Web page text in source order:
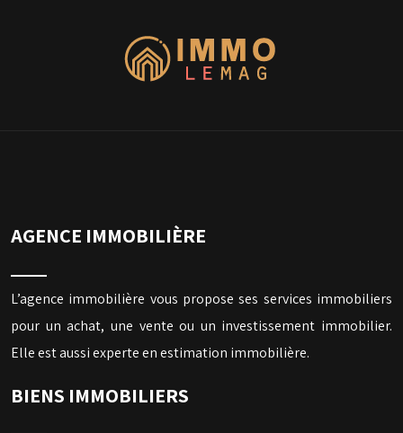
AGENCE IMMOBILIÈRE
L’agence immobilière vous propose ses services immobiliers
pour un achat, une vente ou un investissement immobilier.
Elle est aussi experte en estimation immobilière.
BIENS IMMOBILIERS